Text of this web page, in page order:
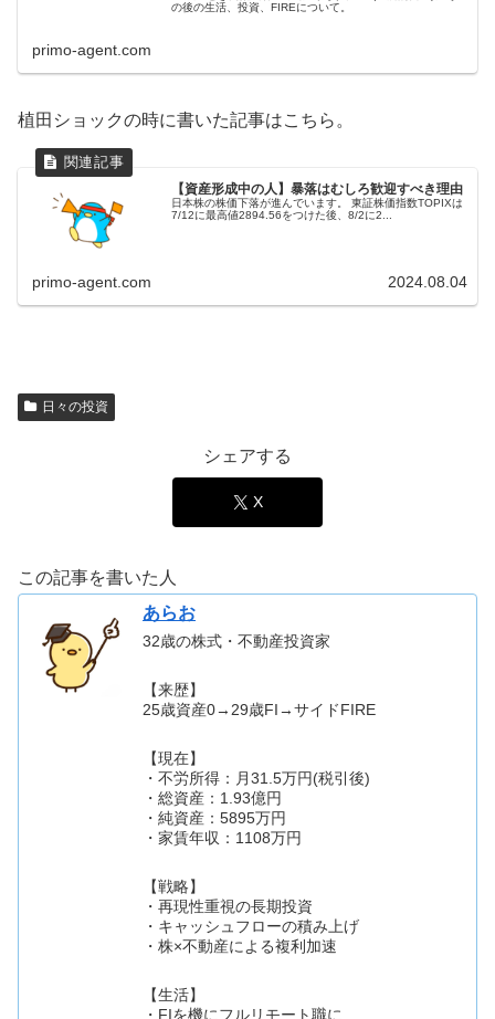
の後の生活、投資、FIREについて。
primo-agent.com
植田ショックの時に書いた記事はこちら。
【資産形成中の人】暴落はむしろ歓迎すべき理由
日本株の株価下落が進んでいます。 東証株価指数TOPIXは
7/12に最高値2894.56をつけた後、8/2に2...
primo-agent.com 2024.08.04
日々の投資
シェアする
X
この記事を書いた人
あらお
32歳の株式・不動産投資家
【来歴】
25歳資産0→29歳FI→サイドFIRE
【現在】
・不労所得：月31.5万円(税引後)
・総資産：1.93億円
・純資産：5895万円
・家賃年収：1108万円
【戦略】
・再現性重視の長期投資
・キャッシュフローの積み上げ
・株×不動産による複利加速
【生活】
・FIを機にフルリモート職に